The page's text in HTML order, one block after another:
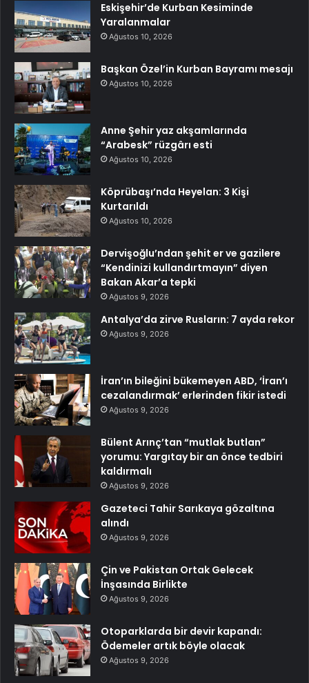
Eskişehir’de Kurban Kesiminde
Yaralanmalar
Ağustos 10, 2026
Başkan Özel’in Kurban Bayramı mesajı
Ağustos 10, 2026
Anne Şehir yaz akşamlarında
“Arabesk” rüzgârı esti
Ağustos 10, 2026
Köprübaşı’nda Heyelan: 3 Kişi
Kurtarıldı
Ağustos 10, 2026
Dervişoğlu’ndan şehit er ve gazilere
“Kendinizi kullandırtmayın” diyen
Bakan Akar’a tepki
Ağustos 9, 2026
Antalya’da zirve Rusların: 7 ayda rekor
Ağustos 9, 2026
İran’ın bileğini bükemeyen ABD, ‘İran’ı
cezalandırmak’ erlerinden fikir istedi
Ağustos 9, 2026
Bülent Arınç’tan “mutlak butlan”
yorumu: Yargıtay bir an önce tedbiri
kaldırmalı
Ağustos 9, 2026
Gazeteci Tahir Sarıkaya gözaltına
alındı
Ağustos 9, 2026
Çin ve Pakistan Ortak Gelecek
İnşasında Birlikte
Ağustos 9, 2026
Otoparklarda bir devir kapandı:
Ödemeler artık böyle olacak
Ağustos 9, 2026